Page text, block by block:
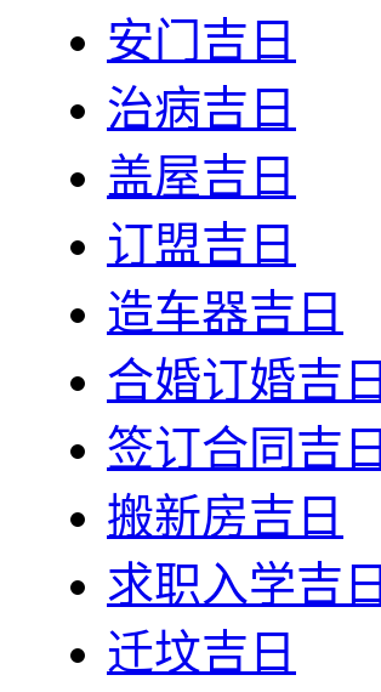
安门吉日
治病吉日
盖屋吉日
订盟吉日
造车器吉日
合婚订婚吉日
签订合同吉日
搬新房吉日
求职入学吉日
迁坟吉日